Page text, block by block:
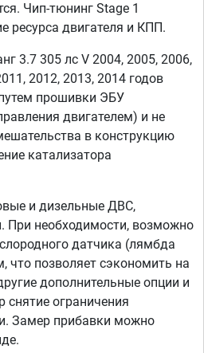
Чип-тюнинг Stage 1
ресурса двигателя и КПП.
3.7 305 лс V 2004, 2005, 2006,
2012, 2013, 2014 годов
прошивки ЭБУ
двигателем) и не
в конструкцию
катализатора
и дизельные ДВС,
При необходимости, возможно
датчика (лямбда
что позволяет сэкономить на
дополнительные опции и
ограничения
Замер прибавки можно